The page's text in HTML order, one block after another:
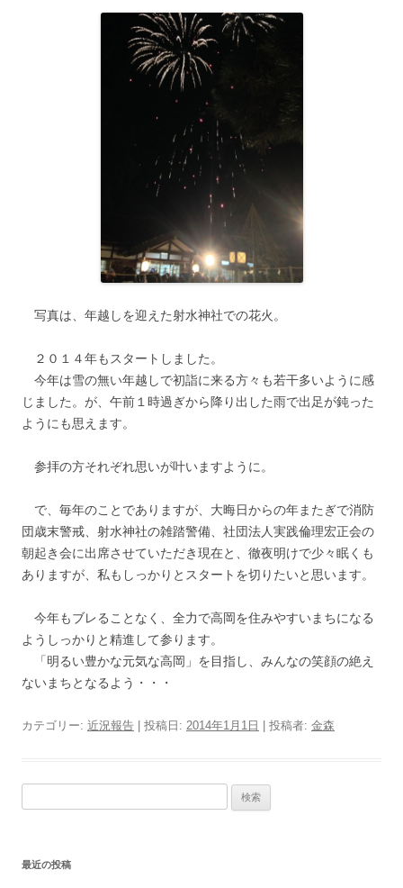
写真は、年越しを迎えた射水神社での花火。
２０１４年もスタートしました。
今年は雪の無い年越しで初詣に来る方々も若干多いように感
じました。が、午前１時過ぎから降り出した雨で出足が鈍った
ようにも思えます。
参拝の方それぞれ思いが叶いますように。
で、毎年のことでありますが、大晦日からの年またぎで消防
団歳末警戒、射水神社の雑踏警備、社団法人実践倫理宏正会の
朝起き会に出席させていただき現在と、徹夜明けで少々眠くも
ありますが、私もしっかりとスタートを切りたいと思います。
今年もブレることなく、全力で高岡を住みやすいまちになる
ようしっかりと精進して参ります。
「明るい豊かな元気な高岡」を目指し、みんなの笑顔の絶え
ないまちとなるよう・・・
カテゴリー: 近況報告 | 投稿日: 2014年1月1日 | 投稿者: 金森
索:
最近の投稿